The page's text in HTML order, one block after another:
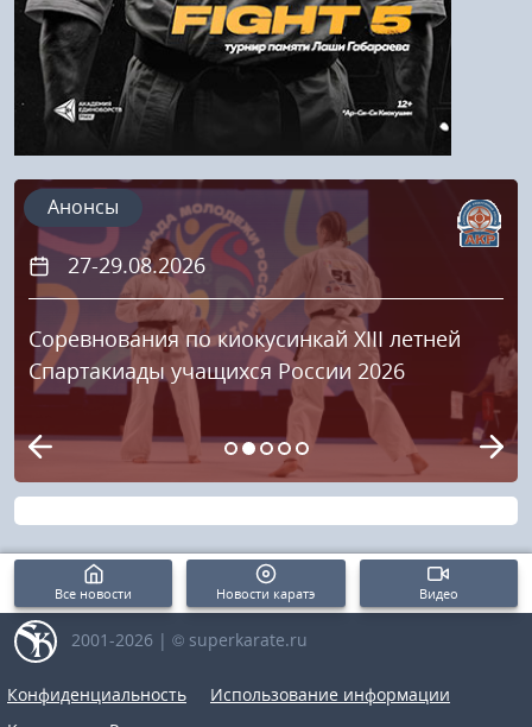
27-29.08.2026
Соревнования по киокусинкай XIII летней
Спартакиады учащихся России 2026
Анонсы
Все новости Новости каратэ Видео
2001-2026 | © superkarate.ru
Конфиденциальность
Использование информации